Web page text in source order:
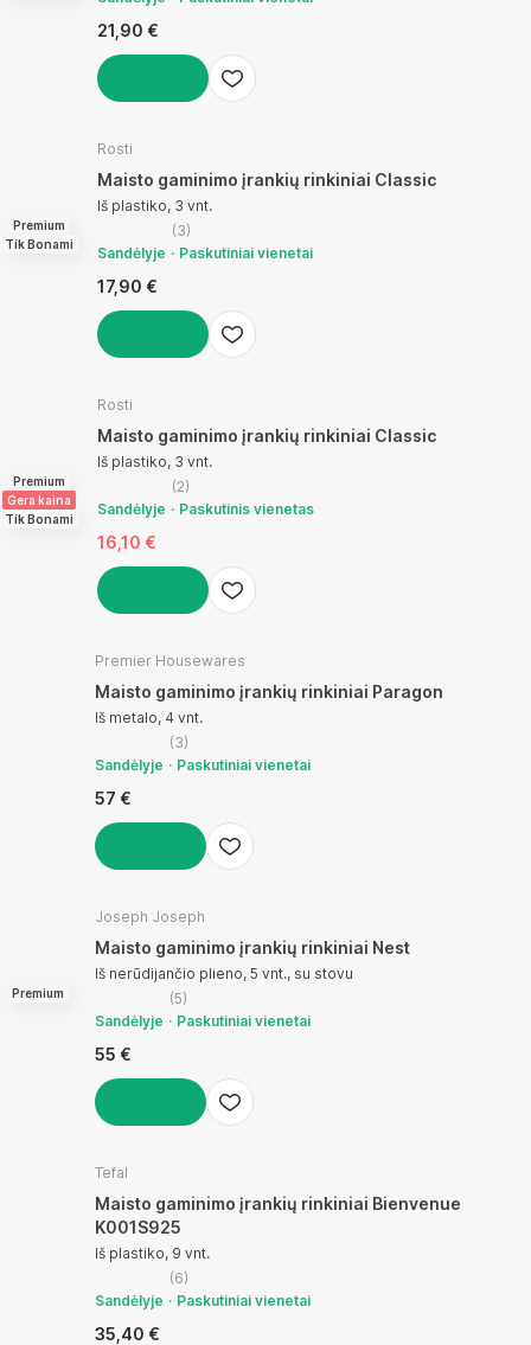
21,90 €
Premium
Tik Bonami
Rosti
Maisto gaminimo įrankių rinkiniai Classic
Iš plastiko, 3 vnt.
(3)
Sandėlyje
Paskutiniai vienetai
17,90 €
Premium
Gera kaina
Tik Bonami
Rosti
Maisto gaminimo įrankių rinkiniai Classic
Iš plastiko, 3 vnt.
(2)
Sandėlyje
Paskutinis vienetas
16,10 €
Premier Housewares
Maisto gaminimo įrankių rinkiniai Paragon
Iš metalo, 4 vnt.
(3)
Sandėlyje
Paskutiniai vienetai
57 €
Premium
Joseph Joseph
Maisto gaminimo įrankių rinkiniai Nest
Iš nerūdijančio plieno, 5 vnt., su stovu
(5)
Sandėlyje
Paskutiniai vienetai
55 €
Tefal
Maisto gaminimo įrankių rinkiniai Bienvenue
K001S925
Iš plastiko, 9 vnt.
(6)
Sandėlyje
Paskutiniai vienetai
35,40 €